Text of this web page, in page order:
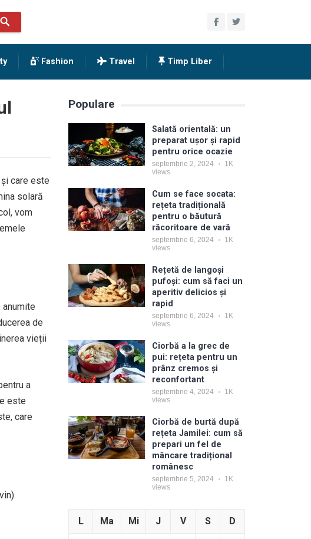
Fashion Travel Timp Liber
care este
solară
vom
de
vieții
a
este
care
Populare
Salată orientală: un
preparat ușor și rapid
pentru orice ocazie
septembrie 2, 2024
1K
views
Cum se face socata:
rețeta tradițională
pentru o băutură
răcoritoare de vară
septembrie 6, 2024
1K
views
Rețetă de langoși
pufoși: cum să faci un
aperitiv delicios și
rapid
septembrie 6, 2024
1K
views
Ciorbă a la grec de
pui: rețeta pentru un
prânz cremos și
reconfortant
septembrie 4, 2024
1K
views
Ciorbă de burtă după
rețeta Jamilei: cum să
prepari un fel de
mâncare tradițional
românesc
septembrie 5, 2024
1K
views
L Ma Mi J V S D